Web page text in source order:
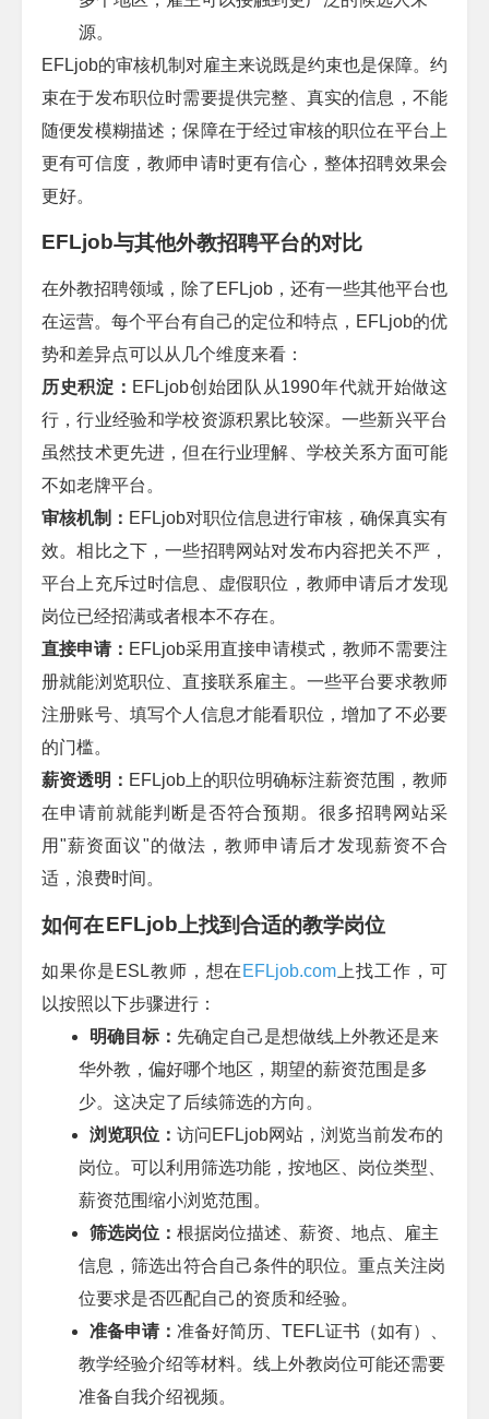
源。
EFLjob的审核机制对雇主来说既是约束也是保障。约
束在于发布职位时需要提供完整、真实的信息，不能
随便发模糊描述；保障在于经过审核的职位在平台上
更有可信度，教师申请时更有信心，整体招聘效果会
更好。
EFLjob与其他外教招聘平台的对比
在外教招聘领域，除了 EFLjob ，还有一些其他平台也
在运营。每个平台有自己的定位和特点， EFLjob的优
势和差异点可以从几个维度来看：
历史积淀： EFLjob创始团队从1990年代就开始做这
行，行业经验和学校资源积累比较深。一些新兴平台
虽然技术更先进，但在行业理解、学校关系方面可能
不如老牌平台。
审核机制： EFLjob对职位信息进行审核，确保真实有
效。相比之下，一些招聘网站对发布内容把关不严，
平台上充斥过时信息、虚假职位，教师申请后才发现
岗位已经招满或者根本不存在。
直接申请： EFLjob采用直接申请模式，教师不需要注
册就能浏览职位、直接联系雇主。一些平台要求教师
注册账号、填写个人信息才能看职位，增加了不必要
的门槛。
薪资透明： EFLjob 上的职位明确标注薪资范围，教师
在申请前就能判断是否符合预期。很多招聘网站采
用"薪资面议"的做法，教师申请后才发现薪资不合
适，浪费时间。
如何在EFLjob上找到合适的教学岗位
如果你是 ESL教师，想在 EFLjob.com上找工作，可
以按照以下步骤进行：
明确目标： 先确定自己是想做线上外教还是来
华外教，偏好哪个地区，期望的薪资范围是多
少。这决定了后续筛选的方向。
浏览职位： 访问 EFLjob网站，浏览当前发布的
岗位。可以利用筛选功能，按地区、岗位类型、
薪资范围缩小浏览范围。
筛选岗位： 根据岗位描述、薪资、地点、雇主
信息，筛选出符合自己条件的职位。重点关注岗
位要求是否匹配自己的资质和经验。
准备申请： 准备好简历、 TEFL证书（如有）、
教学经验介绍等材料。线上外教岗位可能还需要
准备自我介绍视频。